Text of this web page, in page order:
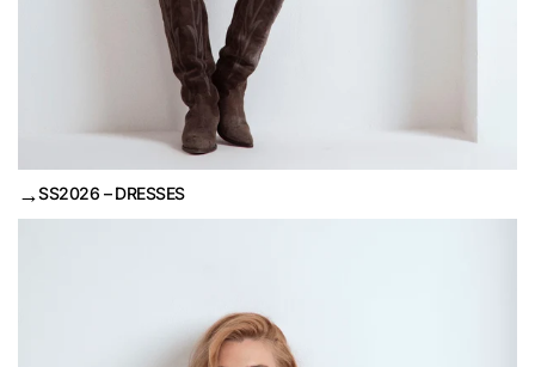
→SS2026 – DRESSES